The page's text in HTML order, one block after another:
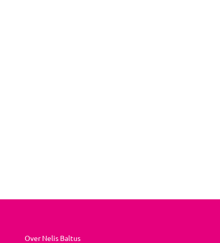
Over Nelis Baltus